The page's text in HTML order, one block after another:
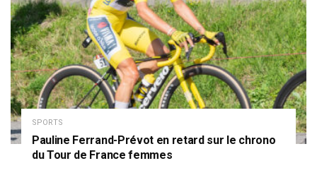
SPORTS
Pauline Ferrand-Prévot en retard sur le chrono
du Tour de France femmes